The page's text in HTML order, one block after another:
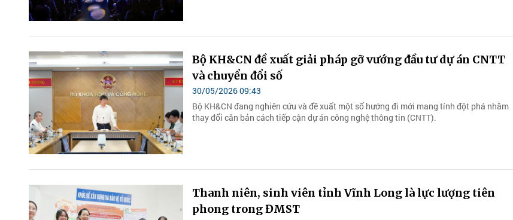
Bộ KH&CN đề xuất giải pháp gỡ vướng đầu tư dự án CNTT
và chuyển đổi số
30/05/2026 09:43
Bộ KH&CN đang nghiên cứu và đề xuất một số hướng đi mới mang tính đột phá nhằm
thay đổi căn bản cách tiếp cận dự án công nghệ thông tin (CNTT).
Thanh niên, sinh viên tỉnh Vĩnh Long là lực lượng tiên
phong trong ĐMST